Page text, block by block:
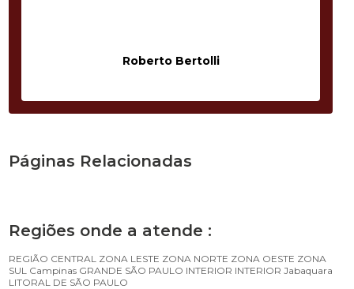
Roberto Bertolli
Páginas Relacionadas
Regiões onde a atende :
REGIÃO CENTRAL ZONA LESTE ZONA NORTE ZONA OESTE ZONA
SUL Campinas GRANDE SÃO PAULO INTERIOR INTERIOR Jabaquara
LITORAL DE SÃO PAULO